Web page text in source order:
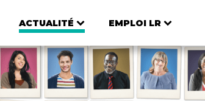
ACTUALITÉ EMPLOI LR